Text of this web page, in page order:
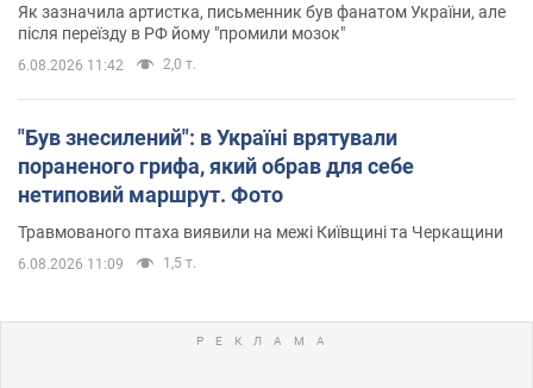
Як зазначила артистка, письменник був фанатом України, але
після переїзду в РФ йому "промили мозок"
6.08.2026 11:42 2,0 т.
"Був знесилений": в Україні врятували
пораненого грифа, який обрав для себе
нетиповий маршрут. Фото
Травмованого птаха виявили на межі Київщині та Черкащини
6.08.2026 11:09 1,5 т.